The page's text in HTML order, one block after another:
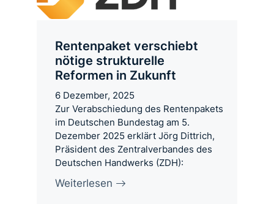
Rentenpaket verschiebt
nötige strukturelle
Reformen in Zukunft
6 Dezember, 2025
Zur Verabschiedung des Rentenpakets
im Deutschen Bundestag am 5.
Dezember 2025 erklärt Jörg Dittrich,
Präsident des Zentralverbandes des
Deutschen Handwerks (ZDH):
Weiterlesen